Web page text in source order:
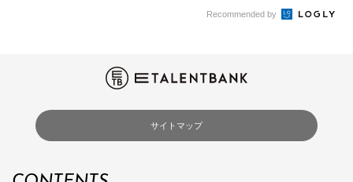
Recommended by
サイトマップ